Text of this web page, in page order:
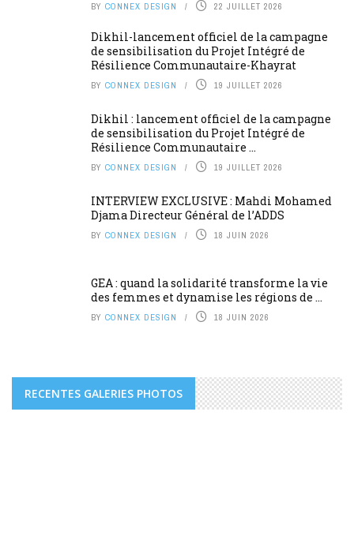
BY CONNEX DESIGN 22 JUILLET 2026
Dikhil-lancement officiel de la campagne
de sensibilisation du Projet Intégré de
Résilience Communautaire-Khayrat
BY CONNEX DESIGN 19 JUILLET 2026
Dikhil : lancement officiel de la campagne
de sensibilisation du Projet Intégré de
Résilience Communautaire ...
BY CONNEX DESIGN 19 JUILLET 2026
INTERVIEW EXCLUSIVE : Mahdi Mohamed
Djama Directeur Général de l’ADDS
BY CONNEX DESIGN 18 JUIN 2026
GEA : quand la solidarité transforme la vie
des femmes et dynamise les régions de ...
BY CONNEX DESIGN 18 JUIN 2026
RECENTES GALERIES PHOTOS